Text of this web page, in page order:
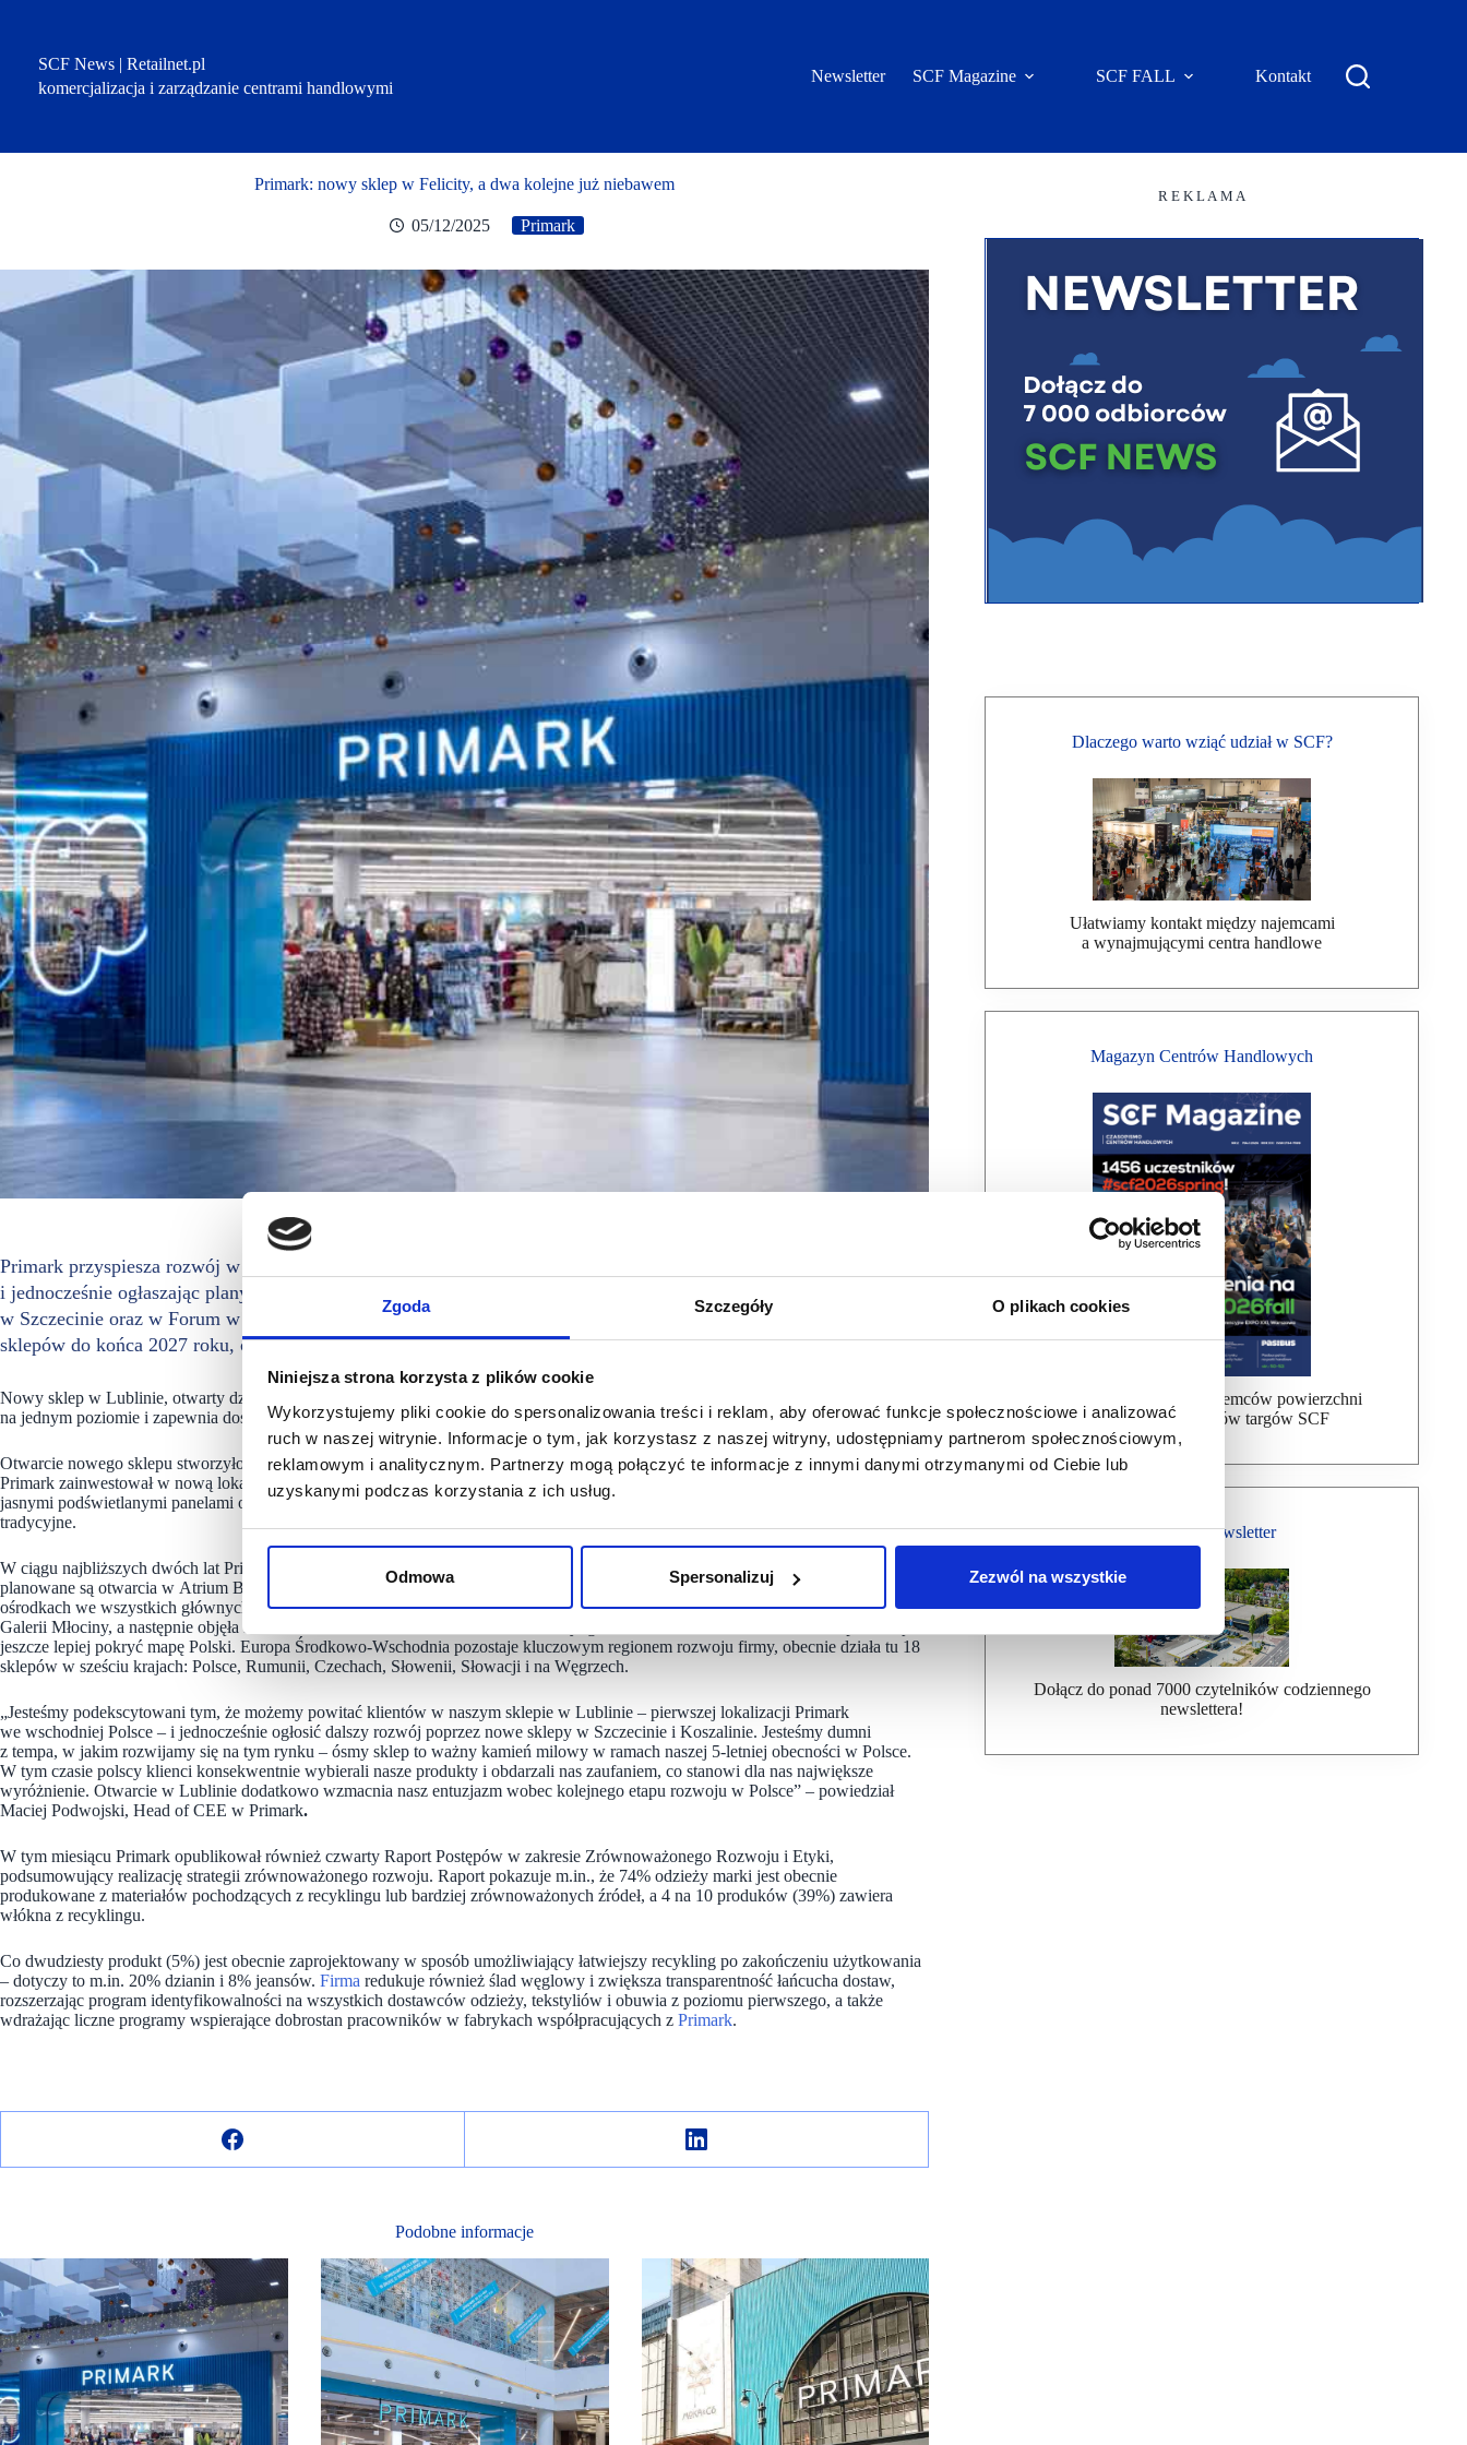
Zgoda Szczegóły O plikach cookies
Niniejsza strona korzysta z plików cookie
Wykorzystujemy pliki cookie do spersonalizowania treści i reklam, aby oferować funkcje społecznościowe i analizować
ruch w naszej witrynie. Informacje o tym, jak korzystasz z naszej witryny, udostępniamy partnerom społecznościowym,
reklamowym i analitycznym. Partnerzy mogą połączyć te informacje z innymi danymi otrzymanymi od Ciebie lub
uzyskanymi podczas korzystania z ich usług.
Odmowa Spersonalizuj Zezwól na wszystkie
SCF News | Retailnet.pl
komercjalizacja i zarządzanie centrami handlowymi
Newsletter SCF Magazine SCF FALL Kontakt
Primark: nowy sklep w Felicity, a dwa kolejne już niebawem
05/12/2025 Primark
Primark przyspiesza rozwój w Polsce, otwierając najnowszy sklep w Lublinie w centrum handlowym Felicity
i jednocześnie ogłaszając plany uruchomienia dwóch kolejnych lokalizacji – w centrum handlowym Kaskada
w Szczecinie oraz w Forum w Koszalinie. Dzięki tym inwestycjom portfolio Primark w Polsce wzrośnie do 12
sklepów do końca 2027 roku, co potwierdza długoterminowe zaangażowanie marki na polskim rynku.
Nowy sklep w Lublinie, otwarty dziś rano w największym centrum handlowym miasta – Felicity, zajmuje powierzchnię 2660 mkw.
na jednym poziomie i zapewnia dostęp najnowszych trendów w modzie, artykułów wyposażenia domu i produktów kosmetycznych.
Otwarcie nowego sklepu stworzyło ponad 80 nowych miejsc pracy, w tym stanowiska dla doradców klienta i kadry zarządzającej.
Primark zainwestował w nową lokalizację ponad 9 mln euro. Wyróżnia się ona nowoczesnym designem w tym dużymi witrynami,
jasnymi podświetlanymi panelami oraz ekranami prezentującymi najnowsze kolekcje. Sklep oferuje 8 kas samoobsługowych oraz 4
tradycyjne.
W ciągu najbliższych dwóch lat Primark otworzy w Polsce cztery kolejne sklepy. Oprócz lokalizacji w Szczecinie i Koszalinie,
planowane są otwarcia w Atrium Biała w Białymstoku oraz w Promenadzie w Warszawie. Już dziś marka jest obecna w największych
ośrodkach we wszystkich głównych regionach kraju – ekspansja rozpoczęła się w 2020 roku, od pierwszego sklepu w warszawskiej
Galerii Młociny, a następnie objęła Poznań, Kraków, Katowice, Wrocław, Łódź, Bydgoszcz i Lublin. Planowane otwarcia pozwolą
jeszcze lepiej pokryć mapę Polski. Europa Środkowo-Wschodnia pozostaje kluczowym regionem rozwoju firmy, obecnie działa tu 18
sklepów w sześciu krajach: Polsce, Rumunii, Czechach, Słowenii, Słowacji i na Węgrzech.
„Jesteśmy podekscytowani tym, że możemy powitać klientów w naszym sklepie w Lublinie – pierwszej lokalizacji Primark
we wschodniej Polsce – i jednocześnie ogłosić dalszy rozwój poprzez nowe sklepy w Szczecinie i Koszalinie. Jesteśmy dumni
z tempa, w jakim rozwijamy się na tym rynku – ósmy sklep to ważny kamień milowy w ramach naszej 5-letniej obecności w Polsce.
W tym czasie polscy klienci konsekwentnie wybierali nasze produkty i obdarzali nas zaufaniem, co stanowi dla nas największe
wyróżnienie. Otwarcie w Lublinie dodatkowo wzmacnia nasz entuzjazm wobec kolejnego etapu rozwoju w Polsce” – powiedział
Maciej Podwojski, Head of CEE w Primark.
W tym miesiącu Primark opublikował również czwarty Raport Postępów w zakresie Zrównoważonego Rozwoju i Etyki,
podsumowujący realizację strategii zrównoważonego rozwoju. Raport pokazuje m.in., że 74% odzieży marki jest obecnie
produkowane z materiałów pochodzących z recyklingu lub bardziej zrównoważonych źródeł, a 4 na 10 produków (39%) zawiera
włókna z recyklingu.
Co dwudziesty produkt (5%) jest obecnie zaprojektowany w sposób umożliwiający łatwiejszy recykling po zakończeniu użytkowania
– dotyczy to m.in. 20% dzianin i 8% jeansów. Firma redukuje również ślad węglowy i zwiększa transparentność łańcucha dostaw,
rozszerzając program identyfikowalności na wszystkich dostawców odzieży, tekstyliów i obuwia z poziomu pierwszego, a także
wdrażając liczne programy wspierające dobrostan pracowników w fabrykach współpracujących z Primark.
Podobne informacje
R E K L A M A
Dlaczego warto wziąć udział w SCF?
Ułatwiamy kontakt między najemcami
a wynajmującymi centra handlowe
Magazyn Centrów Handlowych
Bezpłatna wysyłka dla najemców powierzchni
handlowej, uczestników targów SCF
Bezpłatny Newsletter
Dołącz do ponad 7000 czytelników codziennego
newslettera!